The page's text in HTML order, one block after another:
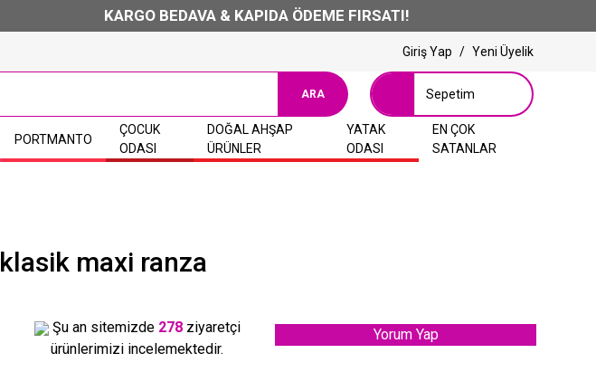
KARGO BEDAVA & KAPIDA ÖDEME FIRSATI!
Giriş Yap / Yeni Üyelik
ARA Sepetim
PORTMANTO
ÇOCUK
ODASI
DOĞAL AHŞAP
ÜRÜNLER
YATAK
ODASI
EN ÇOK
SATANLAR
klasik maxi ranza
Şu an sitemizde 278 ziyaretçi
ürünlerimizi incelemektedir.
Yorum Yap